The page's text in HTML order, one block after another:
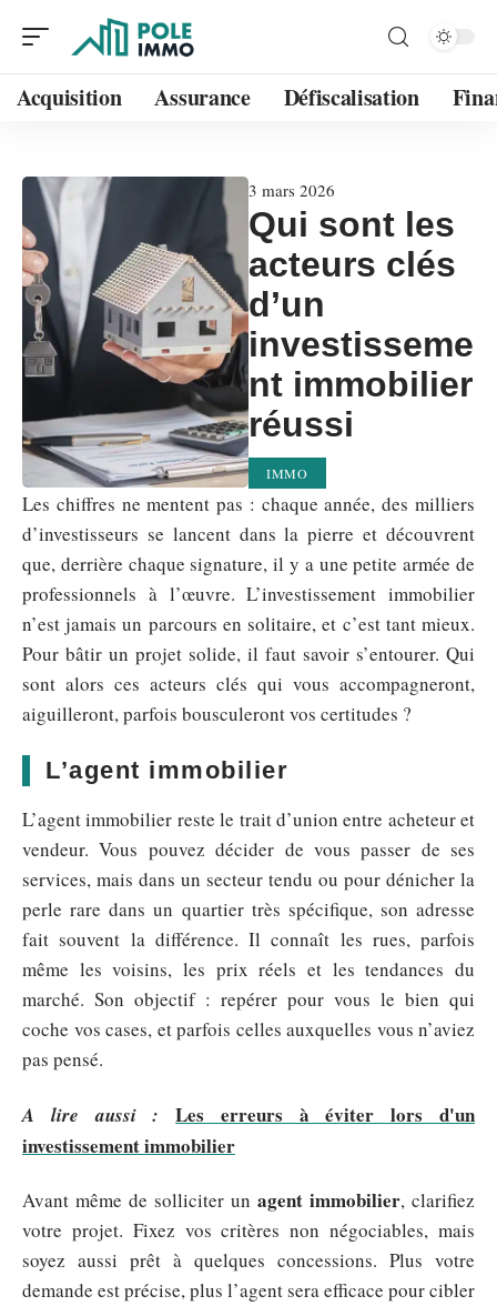
Acquisition Assurance Défiscalisation
3 mars 2026
Qui sont les
acteurs clés
d’un
investisseme
nt immobilier
réussi
IMMO
Les chiffres ne mentent pas : chaque année, des milliers
d’investisseurs se lancent dans la pierre et découvrent
que, derrière chaque signature, il y a une petite armée de
professionnels à l’œuvre. L’investissement immobilier
n’est jamais un parcours en solitaire, et c’est tant mieux.
Pour bâtir un projet solide, il faut savoir s’entourer. Qui
sont alors ces acteurs clés qui vous accompagneront,
aiguilleront, parfois bousculeront vos certitudes ?
L’agent immobilier
L’agent immobilier reste le trait d’union entre acheteur et
vendeur. Vous pouvez décider de vous passer de ses
services, mais dans un secteur tendu ou pour dénicher la
perle rare dans un quartier très spécifique, son adresse
fait souvent la différence. Il connaît les rues, parfois
même les voisins, les prix réels et les tendances du
marché. Son objectif : repérer pour vous le bien qui
coche vos cases, et parfois celles auxquelles vous n’aviez
pas pensé.
A lire aussi :
Les erreurs à éviter lors d'un
investissement immobilier
Avant même de solliciter un agent immobilier, clarifiez
votre projet. Fixez vos critères non négociables, mais
soyez aussi prêt à quelques concessions. Plus votre
demande est précise, plus l’agent sera efficace pour cibler